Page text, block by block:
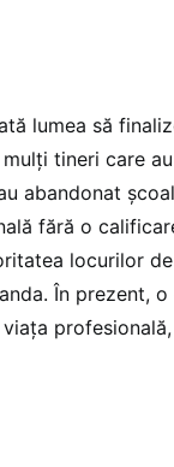
lumea să
tineri care
abandonat
fără o
locurilor
În prezent,